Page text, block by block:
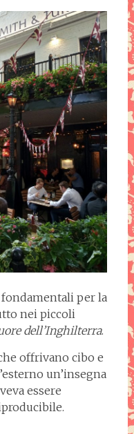
per la
nei piccoli
dell’Inghilterra.
offrivano cibo e
un’insegna
essere